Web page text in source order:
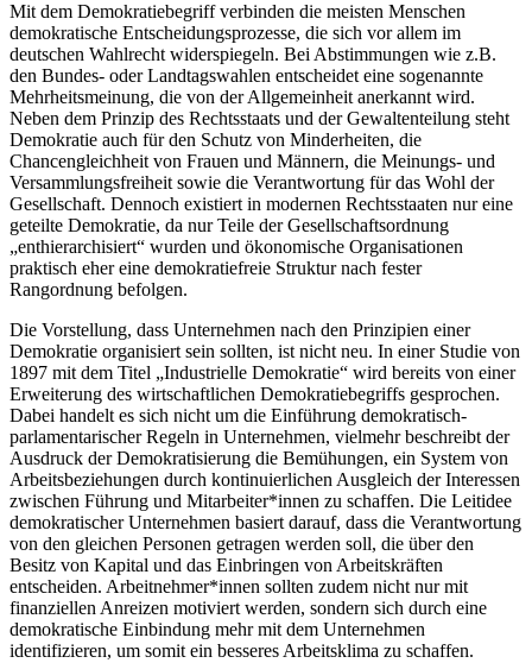
Mit dem Demokratiebegriff verbinden die meisten Menschen
demokratische Entscheidungsprozesse, die sich vor allem im
deutschen Wahlrecht widerspiegeln. Bei Abstimmungen wie z.B.
den Bundes- oder Landtagswahlen entscheidet eine sogenannte
Mehrheitsmeinung, die von der Allgemeinheit anerkannt wird.
Neben dem Prinzip des Rechtsstaats und der Gewaltenteilung steht
Demokratie auch für den Schutz von Minderheiten, die
Chancengleichheit von Frauen und Männern, die Meinungs- und
Versammlungsfreiheit sowie die Verantwortung für das Wohl der
Gesellschaft. Dennoch existiert in modernen Rechtsstaaten nur eine
geteilte Demokratie, da nur Teile der Gesellschaftsordnung
„enthierarchisiert“ wurden und ökonomische Organisationen
praktisch eher eine demokratiefreie Struktur nach fester
Rangordnung befolgen.
Die Vorstellung, dass Unternehmen nach den Prinzipien einer
Demokratie organisiert sein sollten, ist nicht neu. In einer Studie von
1897 mit dem Titel „Industrielle Demokratie“ wird bereits von einer
Erweiterung des wirtschaftlichen Demokratiebegriffs gesprochen.
Dabei handelt es sich nicht um die Einführung demokratisch-
parlamentarischer Regeln in Unternehmen, vielmehr beschreibt der
Ausdruck der Demokratisierung die Bemühungen, ein System von
Arbeitsbeziehungen durch kontinuierlichen Ausgleich der Interessen
zwischen Führung und Mitarbeiter*innen zu schaffen. Die Leitidee
demokratischer Unternehmen basiert darauf, dass die Verantwortung
von den gleichen Personen getragen werden soll, die über den
Besitz von Kapital und das Einbringen von Arbeitskräften
entscheiden. Arbeitnehmer*innen sollten zudem nicht nur mit
finanziellen Anreizen motiviert werden, sondern sich durch eine
demokratische Einbindung mehr mit dem Unternehmen
identifizieren, um somit ein besseres Arbeitsklima zu schaffen.